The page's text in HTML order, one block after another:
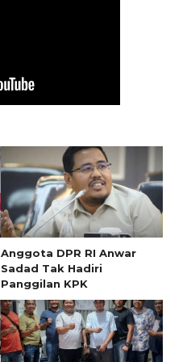
Anggota DPR RI Anwar
Sadad Tak Hadiri
Panggilan KPK